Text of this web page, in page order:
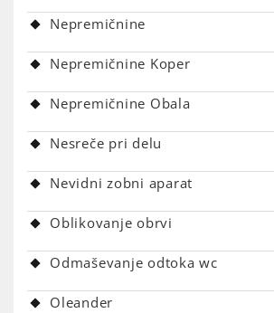
Nepremičnine
Nepremičnine Koper
Nepremičnine Obala
Nesreče pri delu
Nevidni zobni aparat
Oblikovanje obrvi
Odmaševanje odtoka wc
Oleander